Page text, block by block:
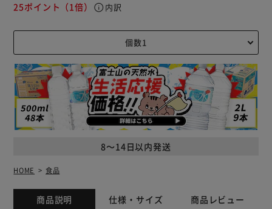
25ポイント （1倍） info 内訳
8～14日以内発送
HOME 食品
商品説明 仕様・サイズ 商品レビュー